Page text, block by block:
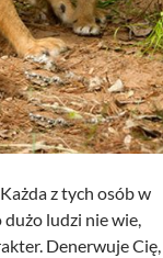
z tych osób w
ludzi nie wie,
Denerwuje Cię,